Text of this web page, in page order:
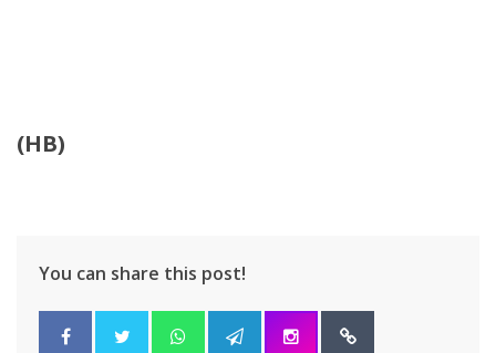
(HB)
You can share this post!